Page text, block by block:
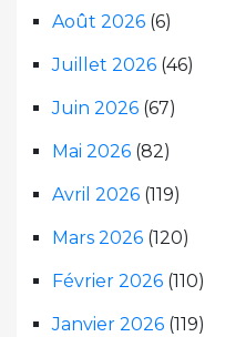
Août 2026 (6)
Juillet 2026 (46)
Juin 2026 (67)
Mai 2026 (82)
Avril 2026 (119)
Mars 2026 (120)
Février 2026 (110)
Janvier 2026 (119)